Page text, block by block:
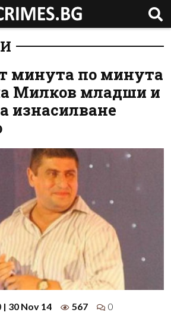
минута по минута
Милков младши и
изнасилване
| 30 Nov 14 567 0